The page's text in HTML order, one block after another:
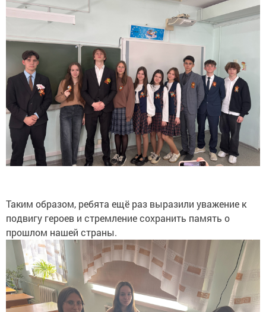
Таким образом, ребята ещё раз выразили уважение к
подвигу героев и стремление сохранить память о
прошлом нашей страны.